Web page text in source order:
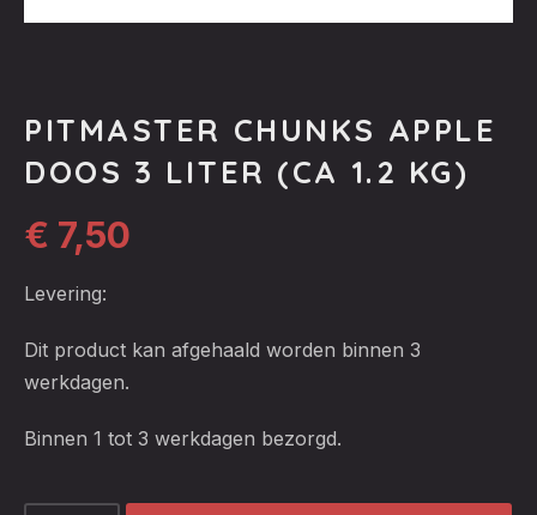
PITMASTER CHUNKS APPLE
DOOS 3 LITER (CA 1.2 KG)
€ 7,50
Levering:
Dit product kan afgehaald worden binnen 3
werkdagen.
Binnen 1 tot 3 werkdagen bezorgd.